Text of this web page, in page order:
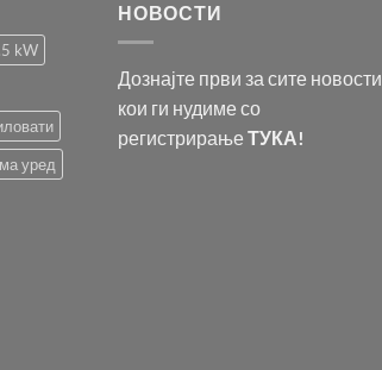
kW
уред
НОВОСТИ
Дознајте први за сите новости
кои ги нудиме со
регистрирање ТУКА!